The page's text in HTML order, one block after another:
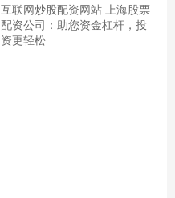
互联网炒股配资网站 上海股票
配资公司：助您资金杠杆，投
资更轻松